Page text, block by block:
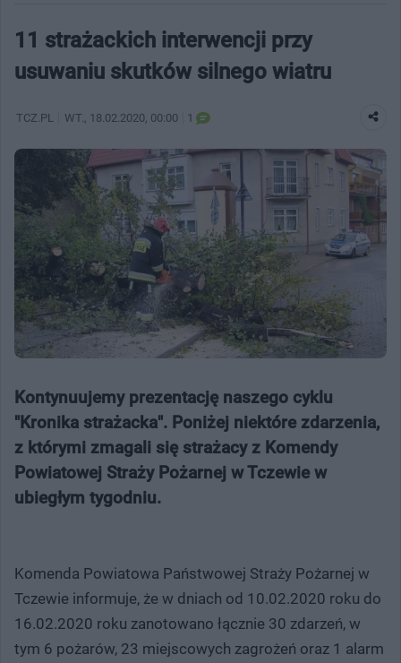
11 strażackich interwencji przy
usuwaniu skutków silnego wiatru
TCZ.PL WT. , 18.02.2020, 00:00 1
Kontynuujemy prezentację naszego cyklu
"Kronika strażacka". Poniżej niektóre zdarzenia,
z którymi zmagali się strażacy z Komendy
Powiatowej Straży Pożarnej w Tczewie w
ubiegłym tygodniu.
Komenda Powiatowa Państwowej Straży Pożarnej w
Tczewie informuje, że w dniach od 10.02.2020 roku do
16.02.2020 roku zanotowano łącznie 30 zdarzeń, w
tym 6 pożarów, 23 miejscowych zagrożeń oraz 1 alarm